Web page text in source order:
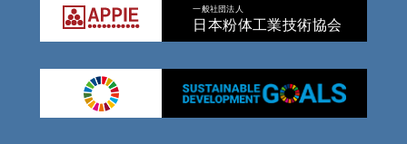
一般社団法人
日本粉体工業技術協会